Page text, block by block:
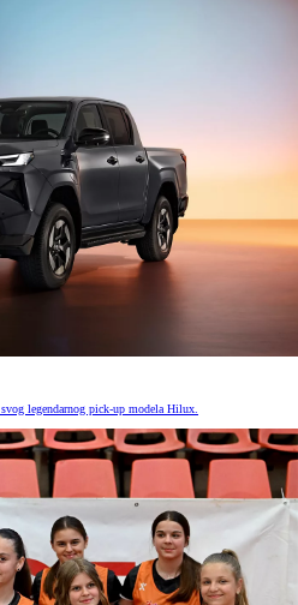
svog legendarnog pick-up modela Hilux.